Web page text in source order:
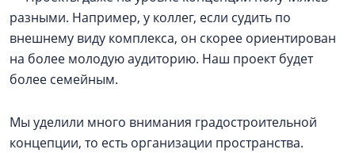
разными. Например, у коллег, если судить по
внешнему виду комплекса, он скорее ориентирован
на более молодую аудиторию. Наш проект будет
более семейным.
Мы уделили много внимания градостроительной
концепции, то есть организации пространства.